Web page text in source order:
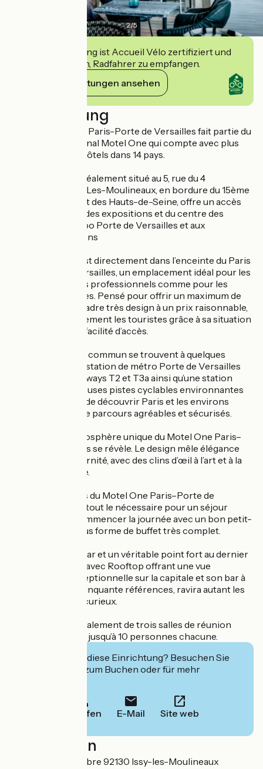
2/5
Diese Einrichtung ist Accueil Vélo zertifiziert und
verpflichtet sich, Radfahrer zu empfangen.
Ihre Verpflichtungen ansehen
Beschreibung
L’hôtel Motel One Paris-Porte de Versailles fait partie du
groupe international Motel One qui compte avec plus
d’une centaine d’hôtels dans 14 pays.
L’établissement idéalement situé au 5, rue du 4
septembre à Issy-Les-Moulineaux, en bordure du 15ème
arrondissement et des Hauts-de-Seine, offre un accès
immédiat au parc des expositions et du centre des
congrès Paris Expo Porte de Versailles et aux
transports parisiens
L’établissement est directement dans l’enceinte du Paris
Expo Porte de Versailles, un emplacement idéal pour les
visiteurs de salons professionnels comme pour les
voyageurs d’affaires. Pensé pour offrir un maximum de
confort dans un cadre très design à un prix raisonnable,
l’hôtel séduit également les touristes grâce à sa situation
privilégiée et à sa facilité d’accès.
Les transports en commun se trouvent à quelques
minutes à pied : la station de métro Porte de Versailles
(ligne 12), les tramways T2 et T3a ainsi qu’une station
Vélib’. Les nombreuses pistes cyclables environnantes
permettent aussi de découvrir Paris et les environs
autrement, au fil de parcours agréables et sécurisés.
Dès l’entrée, l’atmosphère unique du Motel One Paris–
Porte de Versailles se révèle. Le design mêle élégance
française et modernité, avec des clins d’œil à l’art et à la
culture parisienne.
Les 347 chambres du Motel One Paris–Porte de
Versailles offrent tout le nécessaire pour un séjour
confortable et commencer la journée avec un bon petit-
déjeuner servi sous forme de buffet très complet.
Un salon lounge bar et un véritable point fort au dernier
étage : un Skybab avec Rooftop offrant une vue
panoramique exceptionnelle sur la capitale et son bar à
gin, avec plus de cinquante références, ravira autant les
amateurs que les curieux.
L’hôtel dispose également de trois salles de réunion
pouvant accueillir jusqu’à 10 personnes chacune.
Interessiert Sie diese Einrichtung? Besuchen Sie
deren Website zum Buchen oder für mehr
Anrufen E-Mail Site web
Localisation
5 rue du 4 Septembre 92130 Issy-les-Moulineaux